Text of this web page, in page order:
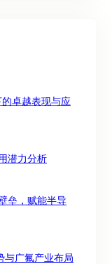
卓越表现与应
潜力分析
垒，赋能半导
与广氟产业布局